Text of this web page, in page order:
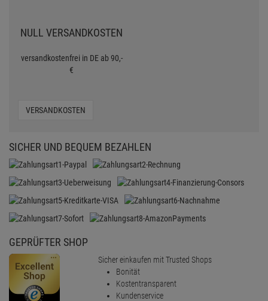
NULL VERSANDKOSTEN
versandkostenfrei in DE ab 90,-
€
VERSANDKOSTEN
SICHER UND BEQUEM BEZAHLEN
GEPRÜFTER SHOP
Sicher einkaufen mit Trusted Shops
Bonität
Kostentransparent
Kundenservice